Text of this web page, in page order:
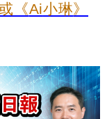
《Ai小琳》